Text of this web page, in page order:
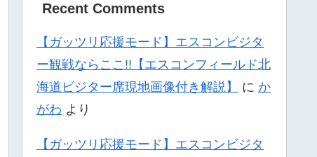
Recent Comments
【ガッツリ応援モード】エスコンビジタ
ー観戦ならここ!!【エスコンフィールド北
海道ビジター席現地画像付き解説】
に か
がわ より
【ガッツリ応援モード】エスコンビジタ